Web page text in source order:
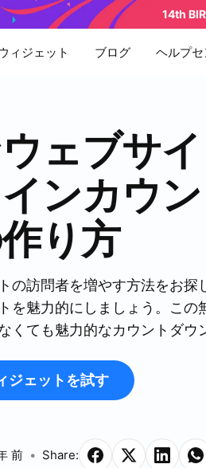
14th
ィジェット ブログ ヘルプ
ェブサ
ンカウ
り方
の訪問者を増やす方法をお
を魅力的にしましょう。こ
くても魅力的なカウントダウ
ジェットを試す
前 Share: